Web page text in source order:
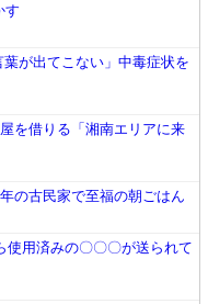
す
が出てこない」中毒症状を
を借りる「湘南エリアに来
の古民家で至福の朝ごはん
用済みの〇〇〇が送られて